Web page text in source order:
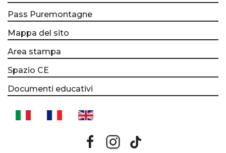
Pass Puremontagne
Mappa del sito
Area stampa
Spazio CE
Documenti educativi